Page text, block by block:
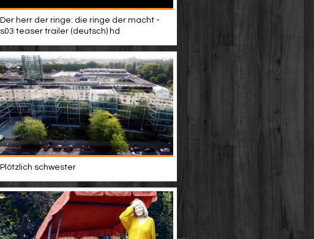
Der herr der ringe: die ringe der macht -
s03 teaser trailer (deutsch) hd
Plötzlich schwester